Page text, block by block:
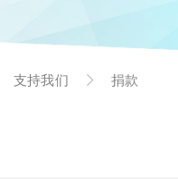
支持我们 捐款